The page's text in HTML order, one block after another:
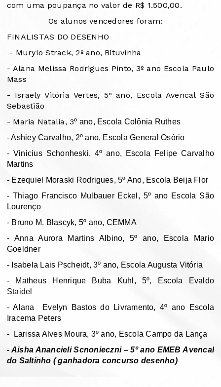
com uma poupança no valor de R$ 1.500,00.
Os alunos vencedores foram:
FINALISTAS DO DESENHO
- Murylo Strack, 2º ano, Bituvinha
- Alana Melissa Rodrigues Pinto, 3º ano Escola Paulo
Mass
- Israely Vitória Vertes, 5º ano, Escola Avencal São
Sebastião
- Maria Natalia, 3º ano, Escola Colônia Ruthes
- Ashiey Carvalho, 2º ano, Escola General Osório
- Vinicius Schonheski, 4º ano, Escola Felipe Carvalho
Martins
- Ezequiel Moraski Rodrigues, 5º Ano, Escola Beija Flor
- Thiago Francisco Mulbauer Eckel, 5º ano Escola São
Lourenço
- Bruno M. Blascyk, 5º ano, CEMMA
- Anna Aurora Martins Albino, 5º ano, Escola Mario
Goeldner
- Isabela Lais Pscheidt, 3º ano, Escola Augusta Vitória
- Matheus Henrique Buba Kuhl, 5º, Escola Evaldo
Staidel
- Alana
Evelyn Bastos do Livramento, 4º ano Escola
Iracema Peters
-
Larissa Alves Moura, 3º ano, Escola Campo da Lança
- Aisha Anancieli Scnonieczni – 5º ano EMEB Avencal
do Saltinho ( ganhadora concurso desenho)